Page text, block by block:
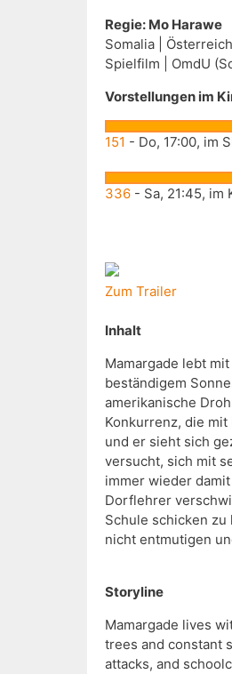
Regie: Mo Harawe
Somalia | Österreich
Spielfilm | OmdU
Vorstellungen im
151 - Do, 17:00, im
336 - Sa, 21:45, im
Zum Trailer
Inhalt
Mamargade lebt
beständigem
amerikanische
Konkurrenz, die
und er sieht sich
versucht, sich mit
immer wieder
Dorflehrer
Schule schicken
nicht entmutigen
Storyline
Mamargade lives
trees and constant
attacks, and